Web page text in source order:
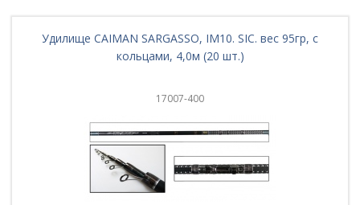
Удилище CAIMAN SARGASSO, IM10. SIC. вес 95гр, с
кольцами, 4,0м (20 шт.)
17007-400